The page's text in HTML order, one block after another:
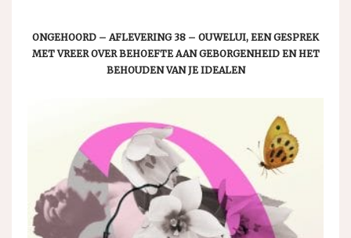
ONGEHOORD – AFLEVERING 38 – OUWELUI, EEN GESPREK
MET VREER OVER BEHOEFTE AAN GEBORGENHEID EN HET
BEHOUDEN VAN JE IDEALEN